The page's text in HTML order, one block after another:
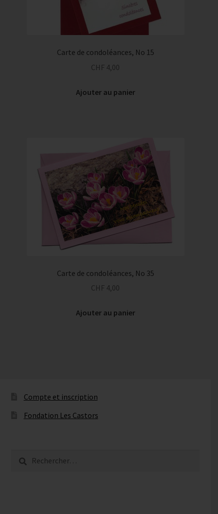
Carte de condoléances, No 15
CHF 4,00
Ajouter au panier
Carte de condoléances, No 35
CHF 4,00
Ajouter au panier
Compte et inscription
Fondation Les Castors